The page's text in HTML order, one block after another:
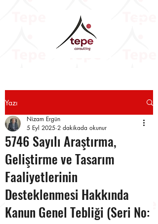
Yazı
5746 Sayılı Araştırma,
Geliştirme ve Tasarım
Faaliyetlerinin
Desteklenmesi Hakkında
Kanun Genel Tebliği (Seri No:
Nizam Ergün
5 Eyl 2025 2 dakikada okunur